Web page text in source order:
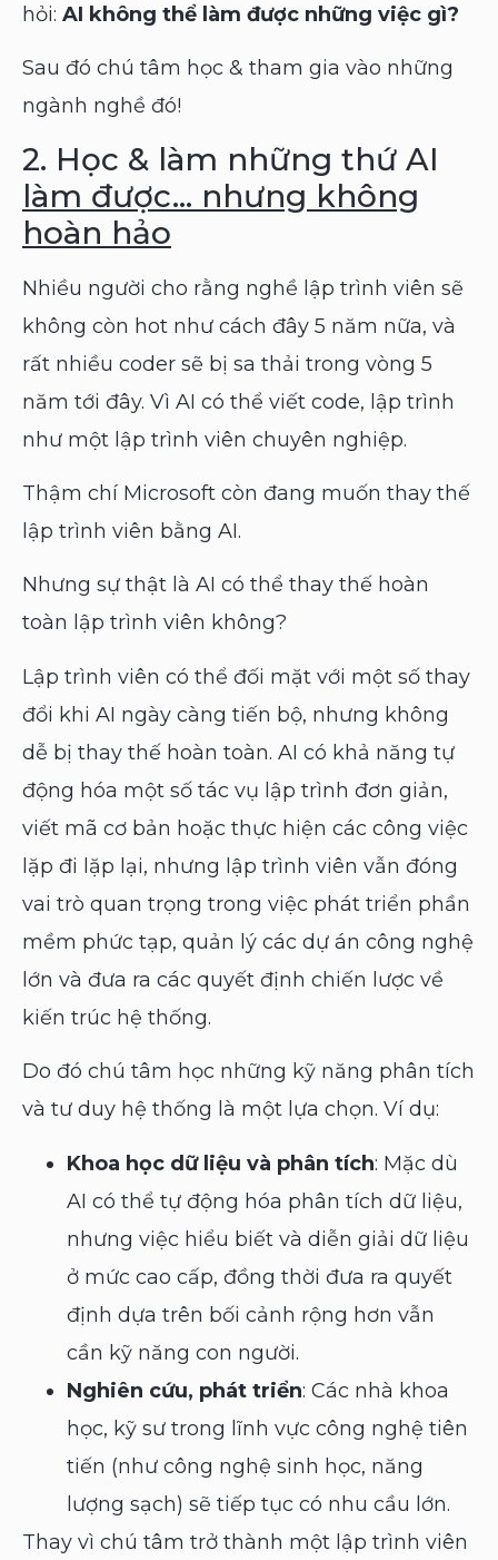
hỏi: AI không thể làm được những việc gì?
Sau đó chú tâm học & tham gia vào những
ngành nghề đó!
2. Học & làm những thứ AI
làm được… nhưng không
hoàn hảo
Nhiều người cho rằng nghề lập trình viên sẽ
không còn hot như cách đây 5 năm nữa, và
rất nhiều coder sẽ bị sa thải trong vòng 5
năm tới đây. Vì AI có thể viết code, lập trình
như một lập trình viên chuyên nghiệp.
Thậm chí Microsoft còn đang muốn thay thế
lập trình viên bằng AI.
Nhưng sự thật là AI có thể thay thế hoàn
toàn lập trình viên không?
Lập trình viên có thể đối mặt với một số thay
đổi khi AI ngày càng tiến bộ, nhưng không
dễ bị thay thế hoàn toàn. AI có khả năng tự
động hóa một số tác vụ lập trình đơn giản,
viết mã cơ bản hoặc thực hiện các công việc
lặp đi lặp lại, nhưng lập trình viên vẫn đóng
vai trò quan trọng trong việc phát triển phần
mềm phức tạp, quản lý các dự án công nghệ
lớn và đưa ra các quyết định chiến lược về
kiến trúc hệ thống.
Do đó chú tâm học những kỹ năng phân tích
và tư duy hệ thống là một lựa chọn. Ví dụ:
Khoa học dữ liệu và phân tích: Mặc dù
AI có thể tự động hóa phân tích dữ liệu,
nhưng việc hiểu biết và diễn giải dữ liệu
ở mức cao cấp, đồng thời đưa ra quyết
định dựa trên bối cảnh rộng hơn vẫn
cần kỹ năng con người.
Nghiên cứu, phát triển: Các nhà khoa
học, kỹ sư trong lĩnh vực công nghệ tiên
tiến (như công nghệ sinh học, năng
lượng sạch) sẽ tiếp tục có nhu cầu lớn.
Thay vì chú tâm trở thành một lập trình viên